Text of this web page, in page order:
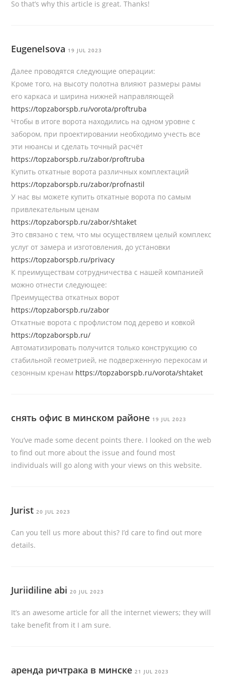
So that’s why this article is great. Thanks!
EugeneIsova 19 JUL 2023
Далее проводятся следующие операции:
Кроме того, на высоту полотна влияют размеры рамы
его каркаса и ширина нижней направляющей
https://topzaborspb.ru/vorota/proftruba
Чтобы в итоге ворота находились на одном уровне с
забором, при проектировании необходимо учесть все
эти нюансы и сделать точный расчёт
https://topzaborspb.ru/zabor/proftruba
Купить откатные ворота различных комплектаций
https://topzaborspb.ru/zabor/profnastil
У нас вы можете купить откатные ворота по самым
привлекательным ценам
https://topzaborspb.ru/zabor/shtaket
Это связано с тем, что мы осуществляем целый комплекс
услуг от замера и изготовления, до установки
https://topzaborspb.ru/privacy
К преимуществам сотрудничества с нашей компанией
можно отнести следующее:
Преимущества откатных ворот
https://topzaborspb.ru/zabor
Откатные ворота с профлистом под дерево и ковкой
https://topzaborspb.ru/
Автоматизировать получится только конструкцию со
стабильной геометрией, не подверженную перекосам и
сезонным кренам https://topzaborspb.ru/vorota/shtaket
снять офис в минском районе 19 JUL 2023
You’ve made some decent points there. I looked on the web
to find out more about the issue and found most
individuals will go along with your views on this website.
Jurist 20 JUL 2023
Can you tell us more about this? I’d care to find out more
details.
Juriidiline abi 20 JUL 2023
It’s an awesome article for all the internet viewers; they will
take benefit from it I am sure.
аренда ричтрака в минске 21 JUL 2023